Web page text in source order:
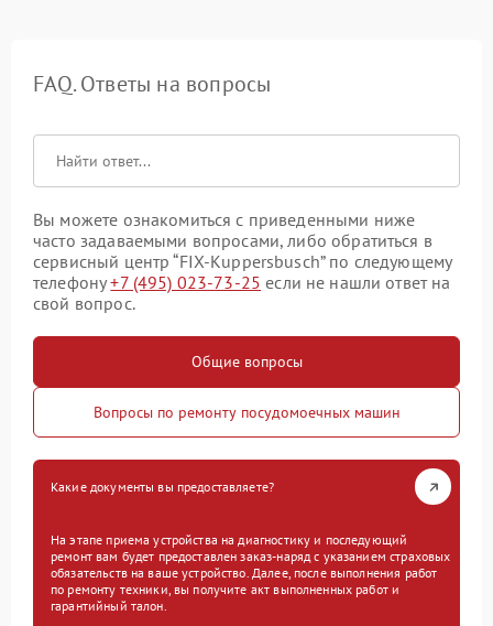
FAQ. Ответы на вопросы
Вы можете ознакомиться с приведенными ниже
часто задаваемыми вопросами, либо обратиться в
сервисный центр “FIX-Kuppersbusch” по следующему
телефону+7 (495) 023-73-25 если не нашли ответ на
свой вопрос.
Общие вопросы
Вопросы по ремонту посудомоечных машин
Какие документы вы предоставляете?
На этапе приема устройства на диагностику и последующий
ремонт вам будет предоставлен заказ-наряд с указанием страховых
обязательств на ваше устройство. Далее, после выполнения работ
по ремонту техники, вы получите акт выполненных работ и
гарантийный талон.